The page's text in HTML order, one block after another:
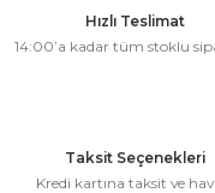
Görüş ve önerileriniz
Ürün fiyatı diğer
Hızlı Teslimat
14:00’a kadar tüm stoklu
Taksit Seçenekleri
Kredi kartına taksit ve